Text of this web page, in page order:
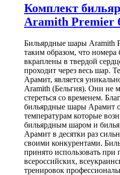
Комплект
Aramith Premier
Бильярдные шары Aramith
таким образом, что
вкраплены в твердой
проходит через весь шар.
Арамит, является
Aramith (Бельгия). Они не
стереться со временем.
бильярдные шары Арамит
температурам которые
бильярдным шаром и
Арамит в десятки раз
своими конкурентами.
принято использовать
всероссийских,
тренировок